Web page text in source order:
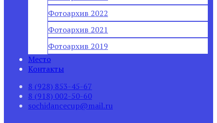
Фотоархив 2022
Фотоархив 2021
Фотоархив 2019
Место
Контакты
8 (928) 853-45-67
8 (918) 002-50-60
sochidancecup@mail.ru